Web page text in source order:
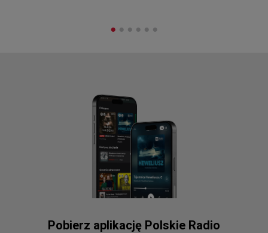
• • • • • •
Pobierz aplikację Polskie Radio